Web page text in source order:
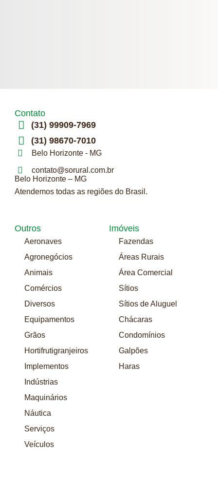
Imóveis
Fazendas
Áreas Rurais
Área Comercial
Sítios
Sítios de Aluguel
Chácaras
Condomínios
Galpões
Haras
Outros
Aeronaves
Agronegócios
Animais
Comércios
Diversos
Equipamentos
Grãos
Hortifrutigranjeiros
Implementos
Indústrias
Maquinários
Náutica
Serviços
Veículos
Contato
(31) 99909-7969
(31) 98670-7010
Belo Horizonte - MG
contato@sorural.com.br
Belo Horizonte – MG
Atendemos todas as regiões do Brasil.